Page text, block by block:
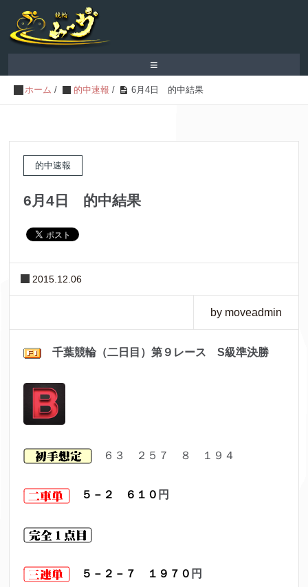
≡
ホーム / 的中速報 / 6月4日 的中結果
的中速報
6月4日 的中結果
2015.12.06
by moveadmin
千葉競輪（二日目）第９レース S級準決勝
６３ ２５７ ８ １９４
５－２ ６１０ 円
５－２－７ １９７０ 円